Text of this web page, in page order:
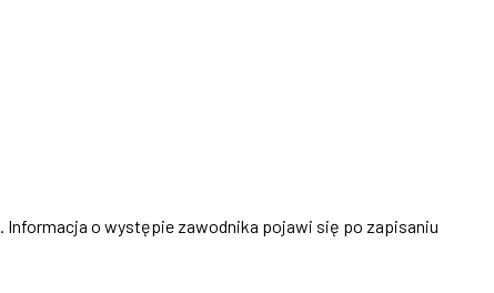
. Informacja o występie zawodnika pojawi się po zapisaniu